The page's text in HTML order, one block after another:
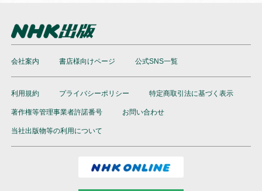
会社案内 書店様向けページ 公式SNS一覧
利用規約 プライバシーポリシー 特定商取引法に基づく表示
著作権等管理事業者許諾番号 お問い合わせ
当社出版物等の利用について